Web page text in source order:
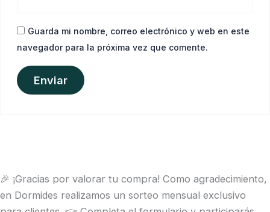
Guarda mi nombre, correo electrónico y web en este
navegador para la próxima vez que comente.
🎉 ¡Gracias por valorar tu compra! Como agradecimiento,
en Dormides realizamos un sorteo mensual exclusivo